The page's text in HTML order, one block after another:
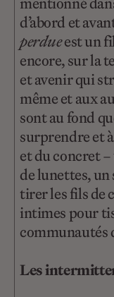
d’abord et
perdueest un
encore, sur la
et avenir qui
même et aux
sont au fond
surprendre et
et du concret
de lunettes, un
tirer les fils de
intimes pour
communautés
Les